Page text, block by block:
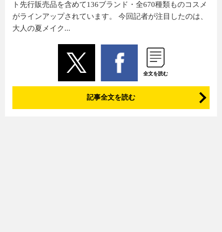
ト先行販売品を含めて136ブランド・全670種類ものコスメ
がラインアップされています。 今回記者が注目したのは、
大人の夏メイク...
全文を読む
記事全文を読む